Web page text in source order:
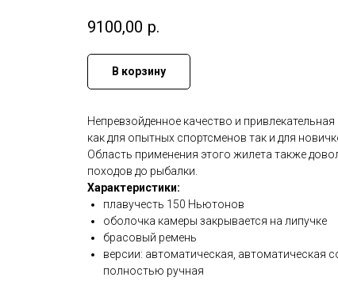
9100,00 р.
В корзину
Непревзойденное качество и
как для опытных спортсменов так и для
Область применения этого жилета также
походов до рыбалки.
Характеристики:
плавучесть 150 Ньютонов
оболочка камеры закрывается на липучке
брасовый ремень
версии: автоматическая, автоматическая
полностью ручная